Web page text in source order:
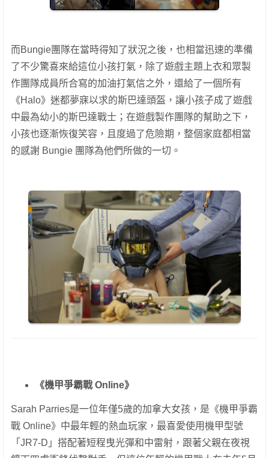
而Bungie團隊在當時得知了狀況之後，也相當迅速的準備
了不少驚喜來給這位小孩打氣，除了遊戲主題上衣和眾製
作團隊成員所合寫的加油打氣信之外，還給了一個所有
《Halo》迷都夢寐以求的斯巴達頭盔，讓小孩子成了遊戲
中最為幼小的斯巴達戰士；在遊戲製作團隊的幫助之下，
小孩也逐漸恢復笑容，且度過了危險期，整個家庭都相當
的感謝 Bungie 團隊為他們所做的一切。
《機甲爭霸戰 Online》
Sarah Parries是一位年僅5歲的加拿大女孩，是《機甲爭霸
戰 Online》中最年輕的熱血玩家，最喜愛使用機甲型號
「JR7-D」搭配著短程曳光彈和中雷射，跟著父親在夜視